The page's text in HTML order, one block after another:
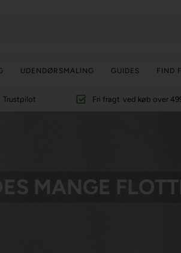
UDENDØRSMALING GUIDES FIND
Trustpilot Fri fragt ved køb over
MANGE